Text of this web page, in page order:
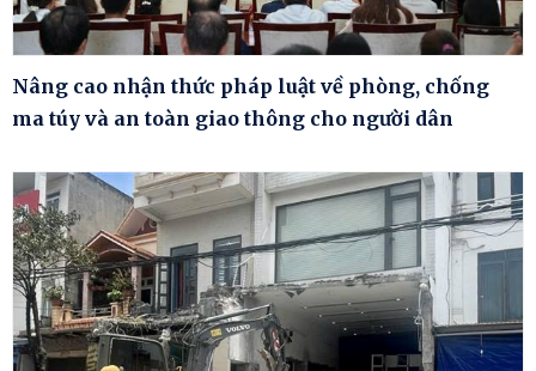
Nâng cao nhận thức pháp luật về phòng, chống
ma túy và an toàn giao thông cho người dân